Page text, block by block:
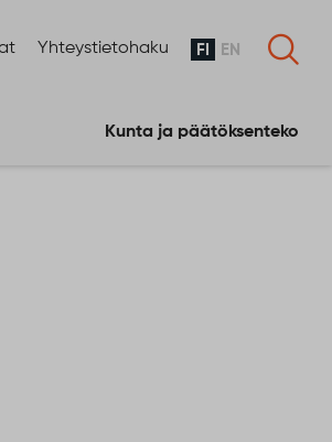
Yhteystietohaku FI EN
Kunta ja päätöksenteko